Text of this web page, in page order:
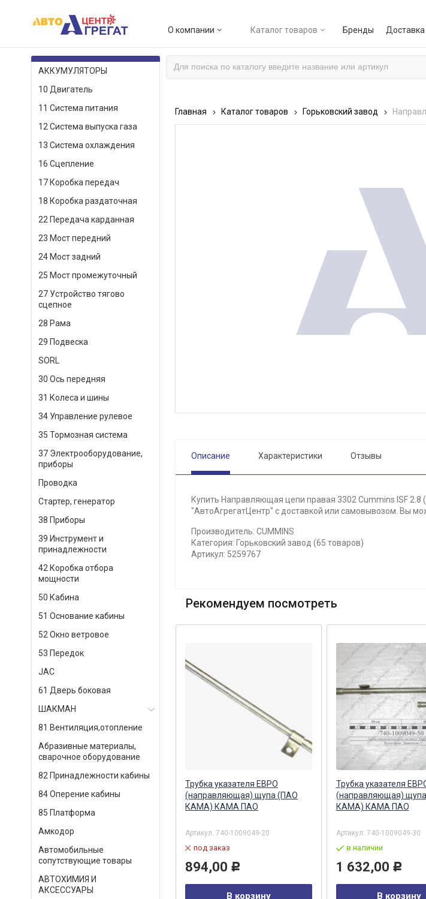
О компании Каталог товаров Бренды Доставка
КАТАЛОГ ТОВАРОВ
АККУМУЛЯТОРЫ
10 Двигатель
11 Система питания
12 Система выпуска газа
13 Система охлаждения
16 Сцепление
17 Коробка передач
18 Коробка раздаточная
22 Передача карданная
23 Мост передний
24 Мост задний
25 Мост промежуточный
27 Устройство тягово
сцепное
28 Рама
29 Подвеска
SORL
30 Ось передняя
31 Колеса и шины
34 Управление рулевое
35 Тормозная система
37 Электрооборудование,
приборы
Проводка
Стартер, генератор
38 Приборы
39 Инструмент и
принадлежности
42 Коробка отбора
мощности
50 Кабина
51 Основание кабины
52 Окно ветровое
53 Передок
JAC
61 Дверь боковая
ШАКМАН
81 Вентиляция,отопление
Абразивные материалы,
сварочное оборудование
82 Принадлежности кабины
84 Оперение кабины
85 Платформа
Амкодор
Автомобильные
сопутствующие товары
АВТОХИМИЯ И
АКСЕССУАРЫ
Главная Каталог товаров Горьковский завод
Описание Характеристики Отзывы
Купить Направляющая цепи правая 3302 Cummins ISF 2.8
"АвтоАгрегатЦентр" с доставкой или самовывозом. Вы
Производитель: CUMMINS
Категория: Горьковский завод (65 товаров)
Артикул: 5259767
Рекомендуем посмотреть
Направляющая цепи правая
3302 Cummins ISF 2.8 (CAMIDA)
Артикул:5259767
под заказ
391,00 Р
В корзину
Трубка указателя ЕВРО
(направляющая) щупа (ПАО
КАМА) КАМА ПАО
Артикул: 740-1009049-20
под заказ
894,00 Р
В корзину
Трубка указателя
(направляющая)
КАМА) КАМА ПАО
Артикул: 740-1009049-30
в наличии
1 632,00 Р
В корзину